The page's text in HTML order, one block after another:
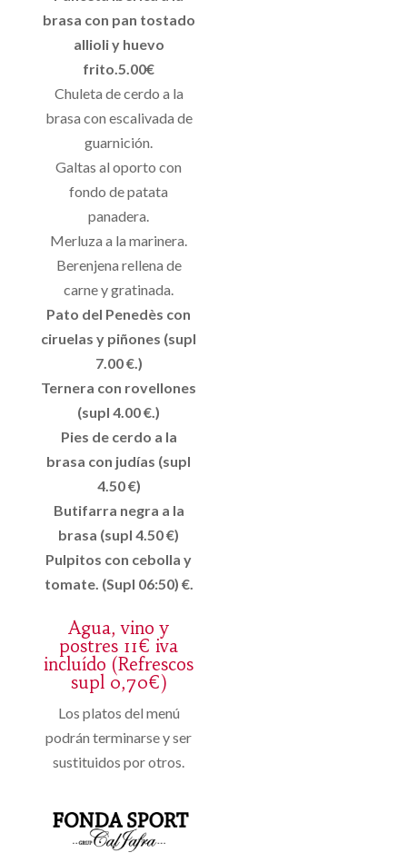
brasa con pan tostado
allioli y huevo
frito.5.00€
Chuleta de cerdo a la
brasa con escalivada de
guarnición.
Galtas al oporto con
fondo de patata
panadera.
Merluza a la marinera.
Berenjena rellena de
carne y gratinada.
Pato del Penedès con
ciruelas y piñones (supl
7.00 €.)
Ternera con rovellones
(supl 4.00 €.)
Pies de cerdo a la
brasa con judías (supl
4.50 €)
Butifarra negra a la
brasa (supl 4.50 €)
Pulpitos con cebolla y
tomate. (Supl 06:50) €.
Agua, vino y
postres 11€ iva
incluído (Refrescos
supl 0,70€)
Los platos del menú
podrán terminarse y ser
sustituidos por otros.